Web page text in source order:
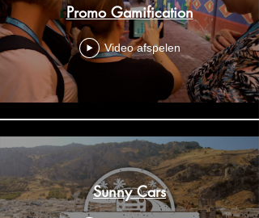
Promo Gamification
Video afspelen
Sunny Cars